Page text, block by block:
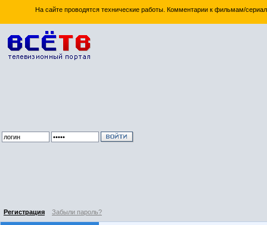
На сайте проводятся технические работы. Комментарии к фильмам/
Регистрация Забыли пароль?